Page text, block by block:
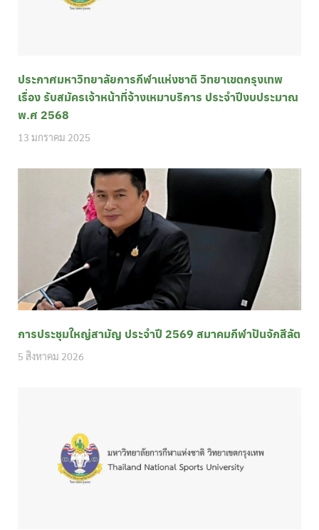
ประกาศมหาวิทยาลัยการกีฬาแห่งชาติ วิทยาเขตกรุงเทพ
เรื่อง รับสมัครเจ้าหน้าที่จ้างเหมาบริการ ประจำปีงบประมาณ
พ.ศ 2568
13 มกราคม 2025
การประชุมใหญ่สามัญ ประจำปี 2569 สมาคมกีฬาปันจักสีลัต
5 สิงหาคม 2026